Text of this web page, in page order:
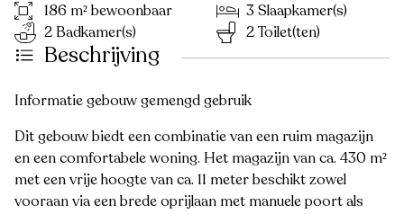
186 m² bewoonbaar
3 Slaapkamer(s)
2 Badkamer(s)
2 Toilet(ten)
Beschrijving
Informatie gebouw gemengd gebruik
Dit gebouw biedt een combinatie van een ruim magazijn
en een comfortabele woning. Het magazijn van ca. 430 m²
met een vrije hoogte van ca. 11 meter beschikt zowel
vooraan via een brede oprijlaan met manuele poort als